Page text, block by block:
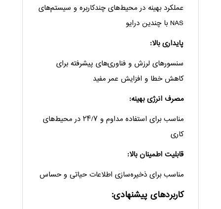
عملکرد بهینه در محیط‌های چندکاربره و سیستم‌های
NAS با چندین درایو
پایداری بالا:
سنسورهای لرزش و فناوری‌های پیشرفته برای
کاهش خطا و افزایش عمر مفید
مصرف انرژی بهینه:
مناسب برای استفاده مداوم و ۲۴/۷ در محیط‌های
کاری
قابلیت اطمینان بالا:
مناسب برای ذخیره‌سازی اطلاعات حیاتی و حساس
کاربردهای پیشنهادی: